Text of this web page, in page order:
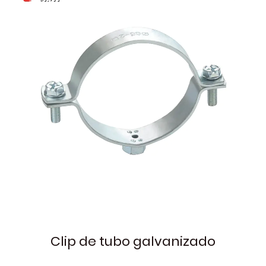
Clip de tubo galvanizado